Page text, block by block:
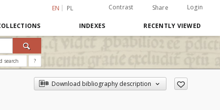
EN PL Contrast Share Login
INDEXES RECENTLY VIEWED
search ?
Download bibliography description